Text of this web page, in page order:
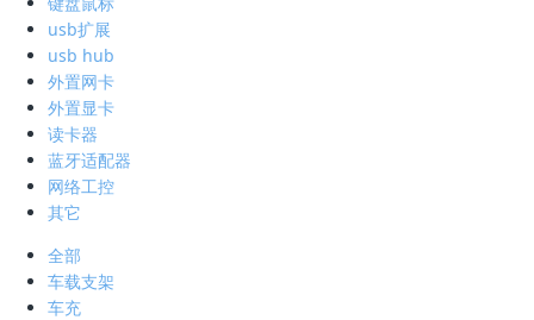
usb扩展
usb hub
外置网卡
外置显卡
读卡器
蓝牙适配器
网络工控
其它
全部
车载支架
车充